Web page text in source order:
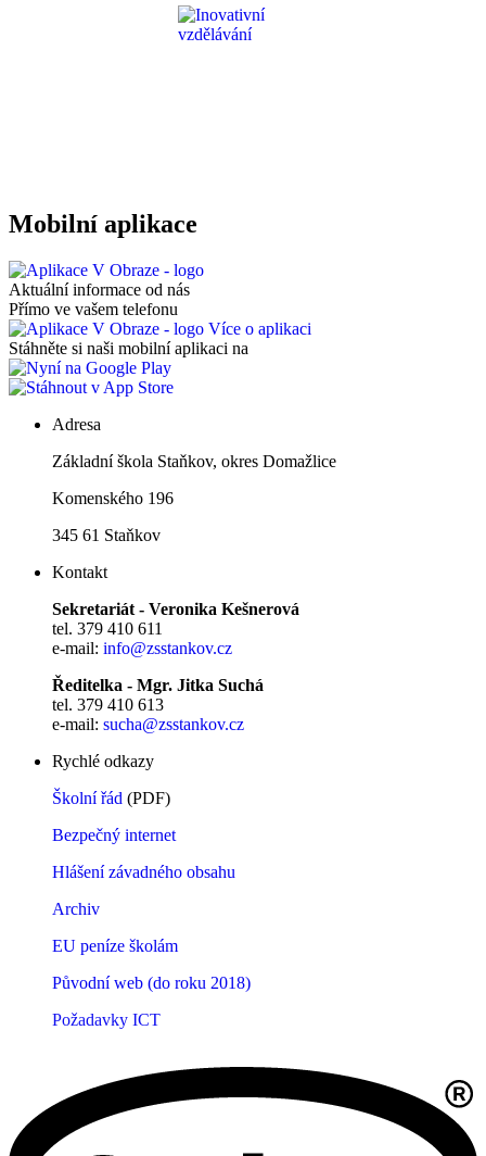
Mobilní aplikace
Aktuální informace od nás
Přímo ve vašem telefonu
Více o aplikaci
Stáhněte si naši mobilní aplikaci na
Adresa
Základní škola Staňkov, okres Domažlice
Komenského 196
345 61 Staňkov
Kontakt
Sekretariát - Veronika Kešnerová
tel. 379 410 611
e-mail: info@zsstankov.cz
Ředitelka - Mgr. Jitka Suchá
tel. 379 410 613
e-mail: sucha@zsstankov.cz
Rychlé odkazy
Školní řád (PDF)
Bezpečný internet
Hlášení závadného obsahu
Archiv
EU peníze školám
Původní web (do roku 2018)
Požadavky ICT